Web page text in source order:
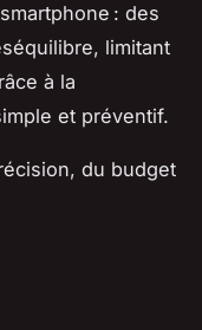
: des
limitant
à la
et préventif.
du budget